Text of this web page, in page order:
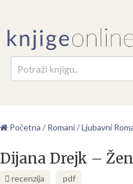
Početna / Romani/Ljubavni
Dijana Drejk –
recenzija
pdf